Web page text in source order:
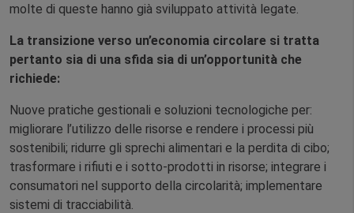
molte di queste hanno già sviluppato attività legate.
La transizione verso un’economia circolare si tratta
pertanto sia di una sfida sia di un’opportunità che
richiede:
Nuove pratiche gestionali e soluzioni tecnologiche per:
migliorare l’utilizzo delle risorse e rendere i processi più
sostenibili; ridurre gli sprechi alimentari e la perdita di cibo;
trasformare i rifiuti e i sotto-prodotti in risorse; integrare i
consumatori nel supporto della circolarità; implementare
sistemi di tracciabilità.